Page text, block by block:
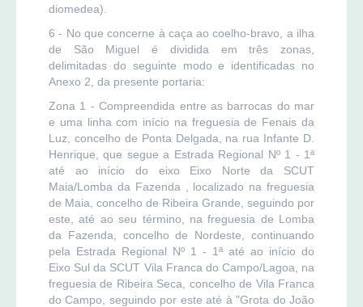
diomedea).
6 - No que concerne à caça ao coelho-bravo, a ilha
de São Miguel é dividida em três zonas,
delimitadas do seguinte modo e identificadas no
Anexo 2, da presente portaria:
Zona 1 - Compreendida entre as barrocas do mar
e uma linha com início na freguesia de Fenais da
Luz, concelho de Ponta Delgada, na rua Infante D.
Henrique, que segue a Estrada Regional Nº 1 - 1ª
até ao início do eixo Eixo Norte da SCUT
Maia/Lomba da Fazenda , localizado na freguesia
de Maia, concelho de Ribeira Grande, seguindo por
este, até ao seu término, na freguesia de Lomba
da Fazenda, concelho de Nordeste, continuando
pela Estrada Regional Nº 1 - 1ª até ao início do
Eixo Sul da SCUT Vila Franca do Campo/Lagoa, na
freguesia de Ribeira Seca, concelho de Vila Franca
do Campo, seguindo por este até à "Grota do João